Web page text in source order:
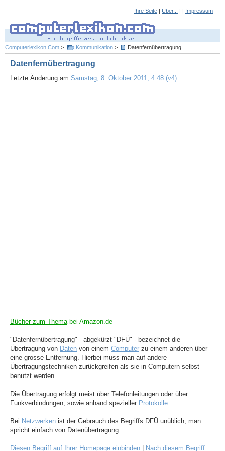
Ihre Seite | Über... | | Impressum
Computerlexikon.Com > Kommunikation > Datenfernübertragung
Datenfernübertragung
Letzte Änderung am Samstag, 8. Oktober 2011, 4:48 (v4)
Bücher zum Themabei Amazon.de
"Datenfernübertragung" - abgekürzt "DFÜ" - bezeichnet die
Übertragung von Daten von einem Computer zu einem anderen über
eine grosse Entfernung. Hierbei muss man auf andere
Übertragungstechniken zurückgreifen als sie in Computern selbst
benutzt werden.
Die Übertragung erfolgt meist über Telefonleitungen oder über
Funkverbindungen, sowie anhand spezieller Protokolle.
Bei Netzwerken ist der Gebrauch des Begriffs DFÜ unüblich, man
spricht einfach von Datenübertragung.
Diesen Begriff auf Ihrer Homepage einbinden Nach diesem Begriff